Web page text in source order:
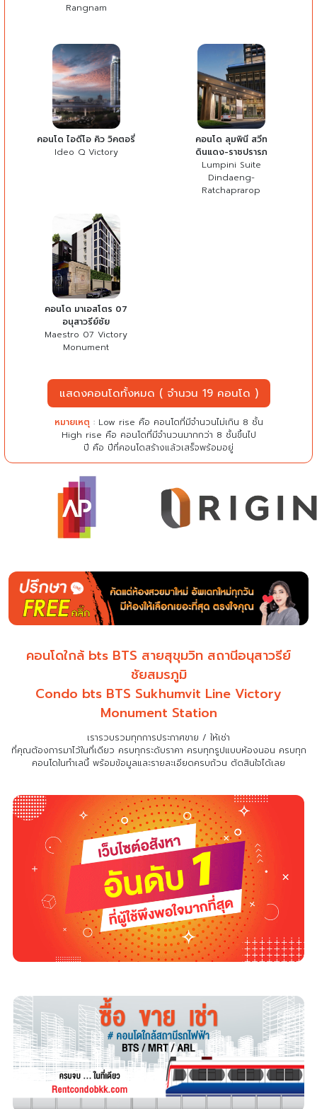
Rangnam
คอนโด ไอดีโอ คิว วิคตอรี่
Ideo Q Victory
คอนโด ลุมพินี สวีท
ดินแดง-ราชปรารภ
Lumpini Suite
Dindaeng-
Ratchaprarop
คอนโด มาเอสโตร 07
อนุสาวรีย์ชัย
Maestro 07 Victory
Monument
แสดงคอนโดทั้งหมด ( จำนวน 19 คอนโด )
หมายเหตุ : Low rise คือ คอนโดที่มีจำนวนไม่เกิน 8 ชั้น
High rise คือ คอนโดที่มีจำนวนมากกว่า 8 ชั้นขึ้นไป
ปี คือ ปีที่คอนโดสร้างแล้วเสร็จพร้อมอยู่
คอนโดใกล้ bts BTS สายสุขุมวิท สถานีอนุสาวรีย์
ชัยสมรภูมิ
Condo bts BTS Sukhumvit Line Victory
Monument Station
เรารวบรวมทุกการประกาศขาย / ให้เช่า
ที่คุณต้องการมาไว้ในที่เดียว ครบทุกระดับราคา ครบทุกรูปแบบห้องนอน ครบทุก
คอนโดในทำเลนี้ พร้อมข้อมูลและรายละเอียดครบถ้วน ตัดสินใจได้เลย